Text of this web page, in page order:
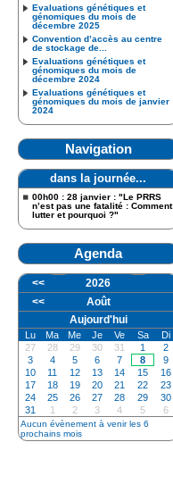
Evaluations génétiques et
génomiques du mois de
décembre 2025
Convention d’accès au centre
de stockage de...
Evaluations génétiques et
génomiques du mois de
décembre 2024
Evaluations génétiques et
génomiques du mois de janvier
2024
Navigation
dans la journée...
00h00 : 28 janvier : "Le PRRS
n’est pas une fatalité : Comment
lutter et pourquoi ?"
Agenda
<<
2026
<<
Août
Aujourd'hui
Lu Ma Me Je Ve Sa
Di
27
28 29 30 31 1
2
3
4 5 6 7 8
9
10
11 12 13 14 15
16
17
18 19 20 21 22
23
24
25 26 27 28 29
30
31
1 2 3 4 5 6
Aucun évènement à venir les 6
prochains mois